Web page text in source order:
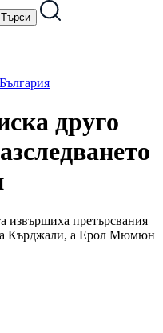
друго
извършиха претърсвания
Кърджали, а Ерол Мюмюн